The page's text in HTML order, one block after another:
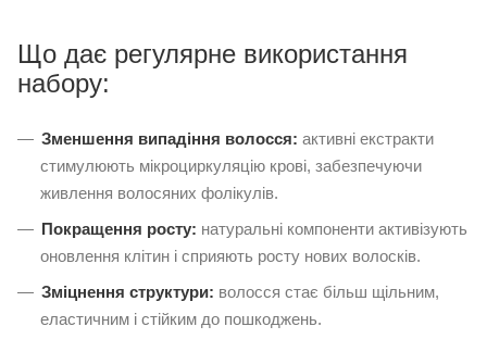
Що дає регулярне використання
набору:
Зменшення випадіння волосся: активні екстракти
стимулюють мікроциркуляцію крові, забезпечуючи
живлення волосяних фолікулів.
Покращення росту: натуральні компоненти активізують
оновлення клітин і сприяють росту нових волосків.
Зміцнення структури: волосся стає більш щільним,
еластичним і стійким до пошкоджень.